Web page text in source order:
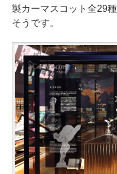
製カーマスコット全29
そうです。